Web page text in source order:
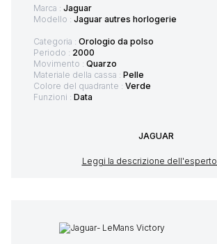
Marca : Jaguar
Modello : Jaguar autres horlogerie
Categoria : Orologio da polso
Periodo : 2000
Movimento : Quarzo
Materiale della cassa : Pelle
Colore del quadrante : Verde
Funzioni : Data
JAGUAR
Leggi la descrizione dell'esperto